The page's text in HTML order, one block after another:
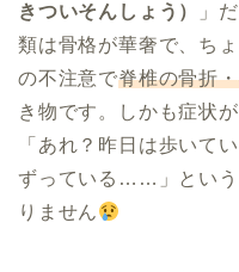
きついそんしょう）
」
類は骨格が華奢で、ち
の不注意で脊椎の骨折
き物です。しかも症状
「あれ？昨日は歩いて
ずっている……」という
りません